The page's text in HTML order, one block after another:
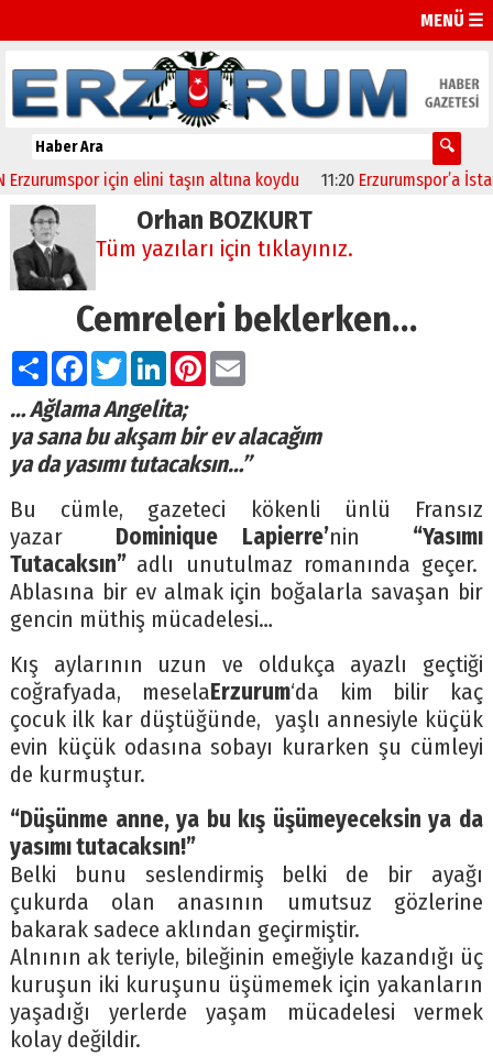
MENÜ ☰
için elini taşın altına koydu 11:20 Erzurumspor’a
Orhan BOZKURT
Tüm yazıları için tıklayınız.
Cemreleri beklerken…
PaylaşFacebook
TwitterLinkedIn
Pinterest
Email
… Ağlama Angelita;
ya sana bu akşam bir ev alacağım
ya da yasımı tutacaksın…”
Bu cümle, gazeteci kökenli ünlü Fransız
yazar Dominique Lapierre’nin “Yasımı
Tutacaksın” adlı unutulmaz romanında geçer.
Ablasına bir ev almak için boğalarla savaşan bir
gencin müthiş mücadelesi…
Kış aylarının uzun ve oldukça ayazlı geçtiği
coğrafyada, meselaErzurum‘da kim bilir kaç
çocuk ilk kar düştüğünde, yaşlı annesiyle küçük
evin küçük odasına sobayı kurarken şu cümleyi
de kurmuştur.
“Düşünme anne, ya bu kış üşümeyeceksin ya da
yasımı tutacaksın!”
Belki bunu seslendirmiş belki de bir ayağı
çukurda olan anasının umutsuz gözlerine
bakarak sadece aklından geçirmiştir.
Alnının ak teriyle, bileğinin emeğiyle kazandığı üç
kuruşun iki kuruşunu üşümemek için yakanların
yaşadığı yerlerde yaşam mücadelesi vermek
kolay değildir.